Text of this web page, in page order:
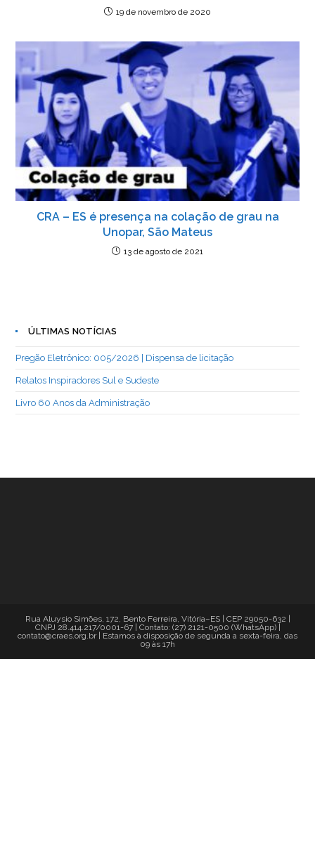
19 de novembro de 2020
CRA – ES é presença na colação de grau na
Unopar, São Mateus
13 de agosto de 2021
ÚLTIMAS NOTÍCIAS
Pregão Eletrônico: 005/2026 | Dispensa de licitação
Relatos Inspiradores Sul e Sudeste
Livro 60 Anos da Administração
Rua Aluysio Simões, 172, Bento Ferreira, Vitória–ES | CEP 29050-632 |
CNPJ 28.414.217/0001-67 | Contato: (27) 2121-0500 (WhatsApp) |
contato@craes.org.br | Estamos à disposição de segunda a sexta-feira, das
09 às 17h